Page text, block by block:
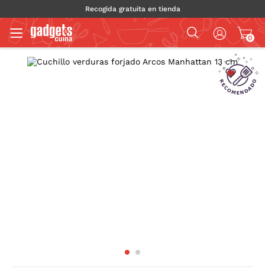
Recogida gratuita en tienda
0